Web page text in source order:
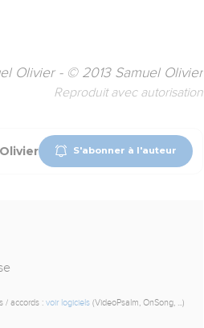
Olivier - © 2013 Samuel Olivier
Reproduit avec autorisation
S'abonner à l'auteur
/ accords :voir logiciels (VideoPsalm, OnSong, ...)